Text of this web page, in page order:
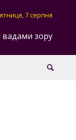
вадами зору
7 серпня